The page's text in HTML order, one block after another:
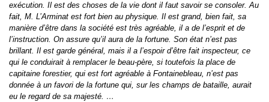
exécution. Il est des choses de la vie dont il faut savoir se consoler. Au
fait, M. L’Arminat est fort bien au physique. Il est grand, bien fait, sa
manière d’être dans la société est très agréable, il a de l’esprit et de
l’instruction. On assure qu’il aura de la fortune. Son état n’est pas
brillant. Il est garde général, mais il a l’espoir d’être fait inspecteur, ce
qui le conduirait à remplacer le beau-père, si toutefois la place de
capitaine forestier, qui est fort agréable à Fontainebleau, n’est pas
donnée à un favori de la fortune qui, sur les champs de bataille, aurait
eu le regard de sa majesté. …